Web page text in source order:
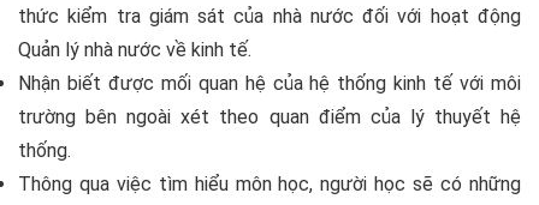
thức kiểm tra giám sát của nhà nước đối với hoạt động
Quản lý nhà nước về kinh tế.
Nhận biết được mối quan hệ của hệ thống kinh tế với môi
trường bên ngoài xét theo quan điểm của lý thuyết hệ
thống.
Thông qua việc tìm hiểu môn học, người học sẽ có những